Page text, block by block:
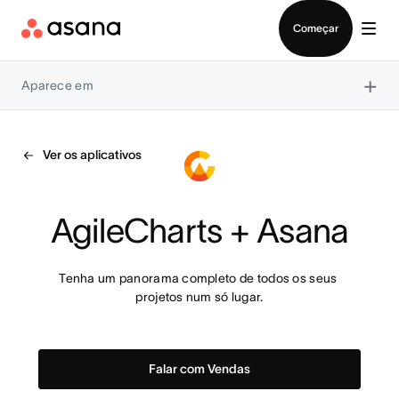
Começar
Aparece em ×
Ver os aplicativos
AgileCharts + Asana
Tenha um panorama completo de todos os seus
projetos num só lugar.
Falar com Vendas